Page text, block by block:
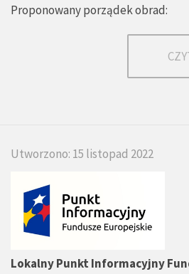
Proponowany porządek obrad:
Utworzono: 15 listopad 2022
Lokalny Punkt Informacyjny